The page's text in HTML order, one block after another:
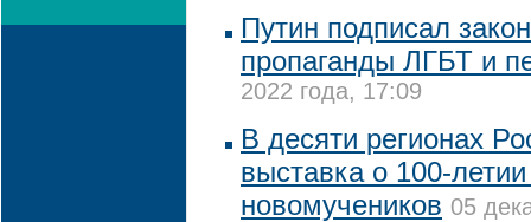
Путин подписал
пропаганды ЛГБТ и
2022 года, 17:09
В десяти регионах
выставка о 100-
новомучеников 05